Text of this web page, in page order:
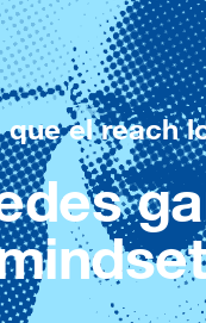
el reach